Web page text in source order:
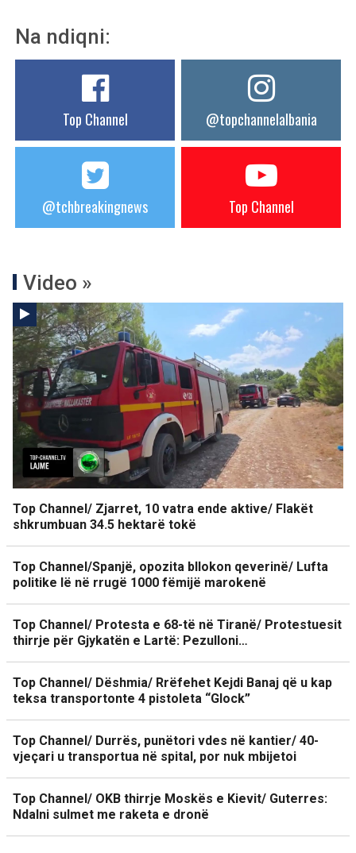
Na ndiqni:
Top Channel @topchannelalbania
@tchbreakingnews Top Channel
Video »
Top Channel/ Zjarret, 10 vatra ende aktive/ Flakët
shkrumbuan 34.5 hektarë tokë
Top Channel/Spanjë, opozita bllokon qeverinë/ Lufta
politike lë në rrugë 1000 fëmijë marokenë
Top Channel/ Protesta e 68-të në Tiranë/ Protestuesit
thirrje për Gjykatën e Lartë: Pezulloni…
Top Channel/ Dëshmia/ Rrëfehet Kejdi Banaj që u kap
teksa transportonte 4 pistoleta “Glock”
Top Channel/ Durrës, punëtori vdes në kantier/ 40-
vjeçari u transportua në spital, por nuk mbijetoi
Top Channel/ OKB thirrje Moskës e Kievit/ Guterres:
Ndalni sulmet me raketa e dronë